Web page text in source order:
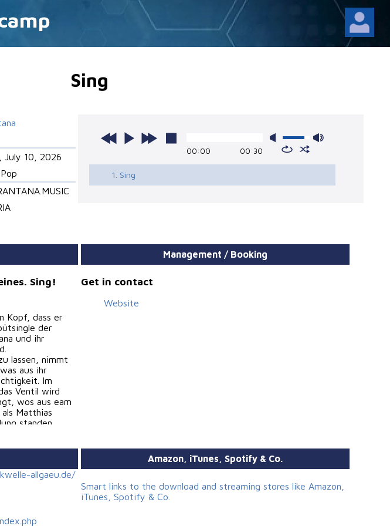
Sing
July 10, 2026
00:00 00:30
1. Sing
Sing!
Kopf, dass er
der
und ihr
lassen, nimmt
aus ihr
Im
Ventil wird
wos aus eam
Matthias
standen,
Bühnen.
Song seinen
zum Tanzen ein,
aus
Seit 2024
Management / Booking
Get in contact
Website
allgaeu.de/
Amazon, iTunes, Spotify & Co.
Smart links to the download and streaming stores like Amazon,
iTunes, Spotify & Co.